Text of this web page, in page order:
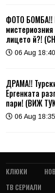
ФОТО БОМБА!!
лицето й?!
06 Aug 18:40
ДРАМА!!
Ергенката
пари! (ВИЖ
06 Aug 18:35
КЛЮКИ
ТВ СЕРИАЛИ